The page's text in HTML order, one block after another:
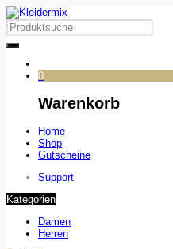
0
Warenkorb
Home
Shop
Gutscheine
Support
Kategorien
Damen
Herren